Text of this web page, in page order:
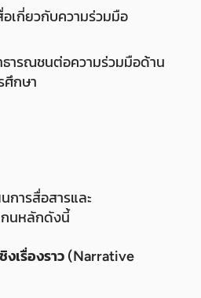
เกี่ยวกับความร่วมมือ
ธารณชนต่อความร่วมมือด้าน
ศึกษา
การสื่อสารและ
กนหลักดังนี้
งเรื่องราว (Narrative